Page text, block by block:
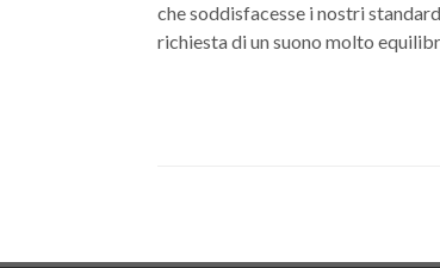
che soddisfacesse i nostri
richiesta di un suono molto